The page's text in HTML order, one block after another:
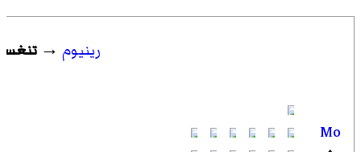
رينيوم →
Mo